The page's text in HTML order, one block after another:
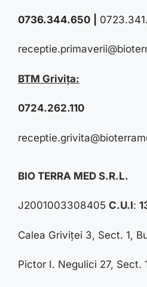
0736.344.650
BTM Grivița:
0724.262.110
BIO TERRA MED S.R.L.
J2001003308405 C.U.I:
Calea Griviței 3, Sect. 1,
Pictor I. Negulici 27, Sect.